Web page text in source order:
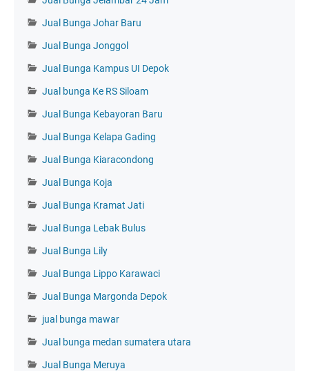
Jual Bunga Johar Baru
Jual Bunga Jonggol
Jual Bunga Kampus UI Depok
Jual bunga Ke RS Siloam
Jual Bunga Kebayoran Baru
Jual Bunga Kelapa Gading
Jual Bunga Kiaracondong
Jual Bunga Koja
Jual Bunga Kramat Jati
Jual Bunga Lebak Bulus
Jual Bunga Lily
Jual Bunga Lippo Karawaci
Jual Bunga Margonda Depok
jual bunga mawar
Jual bunga medan sumatera utara
Jual Bunga Meruya